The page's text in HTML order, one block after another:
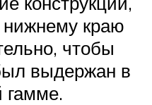
краю
чтобы
выдержан в
гамме.